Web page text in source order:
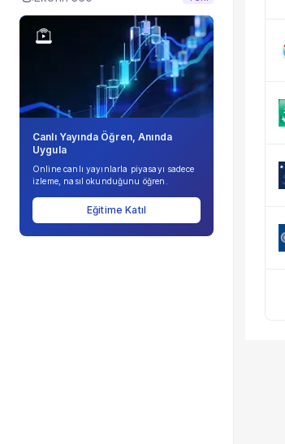
Canlı Yayında Öğren, Anında
Uygula
Online canlı yayınlarla piyasayı sadece
izleme, nasıl okunduğunu öğren.
Eğitime Katıl